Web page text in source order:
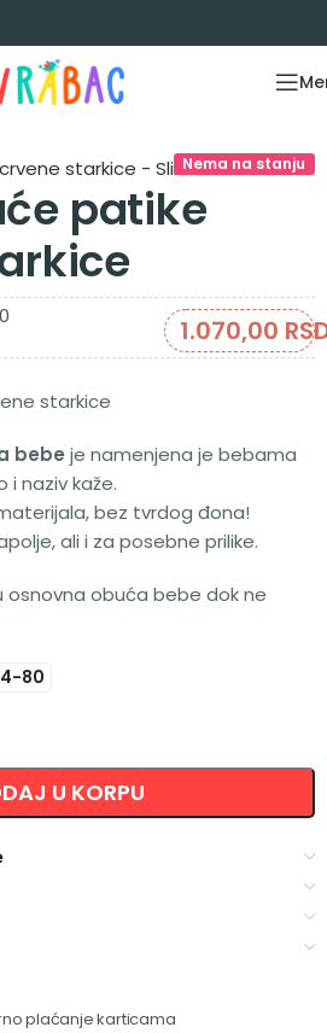
Nema na stanju
patike
1.070,00
starkice
bebe je namenjena je bebama
i naziv kaže.
bez tvrdog đona!
ali i za posebne prilike.
osnovna obuća bebe dok ne
80
U KORPU
plaćanje karticama